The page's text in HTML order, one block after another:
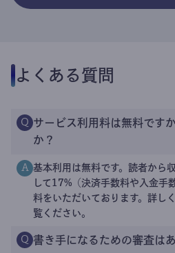
よくある質問
Q サービス利用料は無料です
か？
A 基本利用は無料です。読者から
して17%（決済手数料や入金手
料をいただいております。詳しく
覧ください。
Q 書き手になるための審査は